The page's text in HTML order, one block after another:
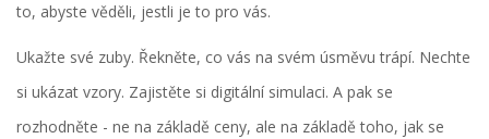
to, abyste věděli, jestli je to pro vás.
Ukažte své zuby. Řekněte, co vás na svém úsměvu trápí. Nechte
si ukázat vzory. Zajistěte si digitální simulaci. A pak se
rozhodněte - ne na základě ceny, ale na základě toho, jak se